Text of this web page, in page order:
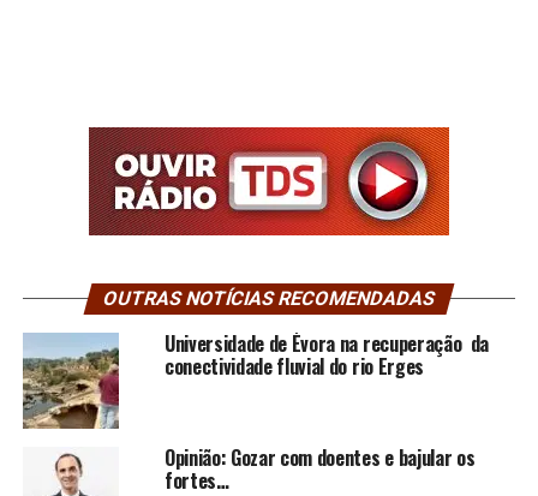
OUTRAS NOTÍCIAS RECOMENDADAS
Universidade de Évora na recuperação da
conectividade fluvial do rio Erges
Opinião: Gozar com doentes e bajular os
fortes…